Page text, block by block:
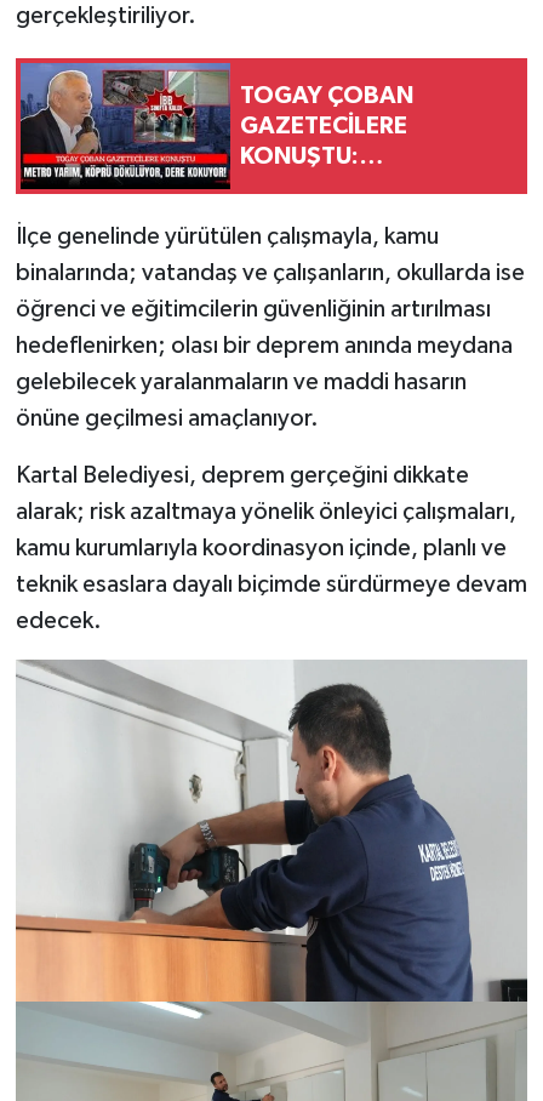
gerçekleştiriliyor.
TOGAY ÇOBAN
GAZETECİLERE
KONUŞTU:
DÖKÜLÜYOR, DERE
KOKUYOR!
İlçe genelinde yürütülen çalışmayla, kamu
binalarında; vatandaş ve çalışanların, okullarda ise
öğrenci ve eğitimcilerin güvenliğinin artırılması
hedeflenirken; olası bir deprem anında meydana
gelebilecek yaralanmaların ve maddi hasarın
önüne geçilmesi amaçlanıyor.
Kartal Belediyesi, deprem gerçeğini dikkate
alarak; risk azaltmaya yönelik önleyici çalışmaları,
kamu kurumlarıyla koordinasyon içinde, planlı ve
teknik esaslara dayalı biçimde sürdürmeye devam
edecek.